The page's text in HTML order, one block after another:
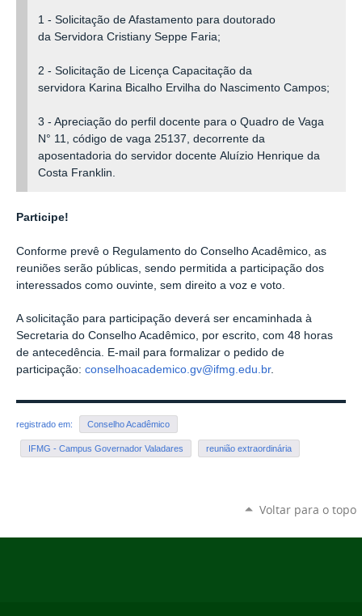
1 - Solicitação de Afastamento para doutorado
da Servidora Cristiany Seppe Faria;
2 - Solicitação de Licença Capacitação da
servidora Karina Bicalho Ervilha do Nascimento Campos;
3 - Apreciação do perfil docente para o Quadro de Vaga
N° 11, código de vaga 25137, decorrente da
aposentadoria do servidor docente Aluízio Henrique da
Costa Franklin.
Participe!
Conforme prevê o Regulamento do Conselho Acadêmico, as
reuniões serão públicas, sendo permitida a participação dos
interessados como ouvinte, sem direito a voz e voto.
A solicitação para participação deverá ser encaminhada à
Secretaria do Conselho Acadêmico, por escrito, com 48 horas
de antecedência. E-mail para formalizar o pedido de
participação: conselhoacademico.gv@ifmg.edu.br.
registrado em: Conselho Acadêmico
IFMG - Campus Governador Valadares reunião extraordinária
Voltar para o topo